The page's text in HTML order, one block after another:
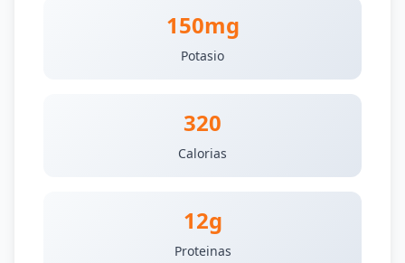
150mg
Potasio
320
Calorias
12g
Proteinas